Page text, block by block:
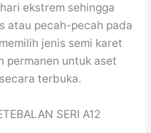
ekstrem sehingga
atau pecah-pecah pada
jenis semi karet
permanen untuk aset
terbuka.
SERI A12